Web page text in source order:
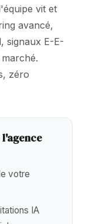
vit et
avancé,
signaux E-E-
zéro
votre
IA